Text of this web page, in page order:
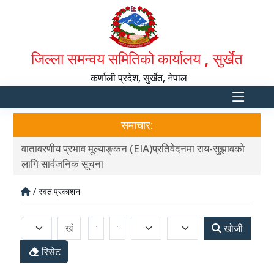
जिल्ला समन्वय समितिको कार्यालय , सुर्खेत
कर्णाली प्रदेश, सुर्खेत, नेपाल
समाचार:
वातावरणीय प्रभाव मूल्याङ्कन (EIA)प्रतिवेदनमा राय-सुझावको
लागि सार्वजनिक सूचना
/ स्वत:प्रकाशन
खोजी
रिसेट